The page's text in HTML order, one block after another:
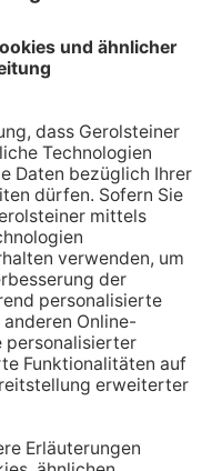
PET-Flaschen mit
dem Aufstehen
Um gut in
direkt nach dem
trinken. Stelle dir
direkt ans
sofort
Mahlzeit
mit einem Ereignis.
du außerdem die